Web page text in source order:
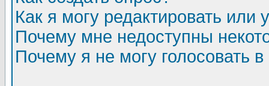
Как я могу редактировать или
Почему мне недоступны
Почему я не могу голосовать